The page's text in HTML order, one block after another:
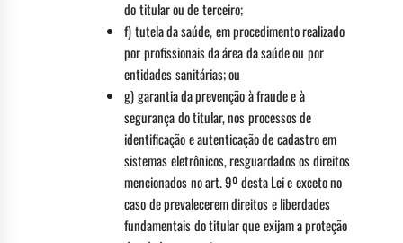
do titular ou de terceiro;
f) tutela da saúde, em procedimento realizado
por profissionais da área da saúde ou por
entidades sanitárias; ou
g) garantia da prevenção à fraude e à
segurança do titular, nos processos de
identificação e autenticação de cadastro em
sistemas eletrônicos, resguardados os direitos
mencionados no art. 9º desta Lei e exceto no
caso de prevalecerem direitos e liberdades
fundamentais do titular que exijam a proteção